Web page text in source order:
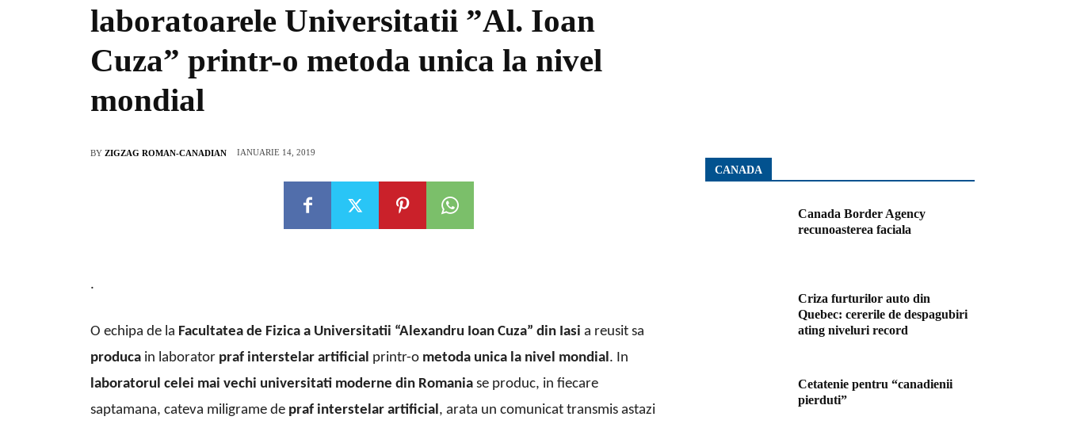
laboratoarele Universitatii ”Al. Ioan
Cuza” printr-o metoda unica la nivel
mondial
BY ZIGZAG ROMAN-CANADIAN IANUARIE 14, 2019
.
O echipa de la Facultatea de Fizica a Universitatii “Alexandru Ioan Cuza” din Iasi a reusit sa
produca in laborator praf interstelar artificial printr-o metoda unica la nivel mondial. In
laboratorul celei mai vechi universitati moderne din Romania se produc, in fiecare
saptamana, cateva miligrame de praf interstelar artificial, arata un comunicat transmis astazi
CANADA
Canada Border Agency
recunoasterea faciala
Criza furturilor auto din
Quebec: cererile de despagubiri
ating niveluri record
Cetatenie pentru “canadienii
pierduti”